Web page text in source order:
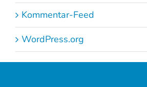
Kommentar-Feed
WordPress.org